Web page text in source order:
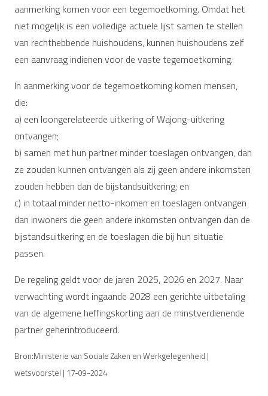
aanmerking komen voor een tegemoetkoming. Omdat het
niet mogelijk is een volledige actuele lijst samen te stellen
van rechthebbende huishoudens, kunnen huishoudens zelf
een aanvraag indienen voor de vaste tegemoetkoming.
In aanmerking voor de tegemoetkoming komen mensen,
die:
a) een loongerelateerde uitkering of Wajong-uitkering
ontvangen;
b) samen met hun partner minder toeslagen ontvangen, dan
ze zouden kunnen ontvangen als zij geen andere inkomsten
zouden hebben dan de bijstandsuitkering; en
c) in totaal minder netto-inkomen en toeslagen ontvangen
dan inwoners die geen andere inkomsten ontvangen dan de
bijstandsuitkering en de toeslagen die bij hun situatie
passen.
De regeling geldt voor de jaren 2025, 2026 en 2027. Naar
verwachting wordt ingaande 2028 een gerichte uitbetaling
van de algemene heffingskorting aan de minstverdienende
partner geherintroduceerd.
Bron:Ministerie van Sociale Zaken en Werkgelegenheid |
wetsvoorstel | 17-09-2024